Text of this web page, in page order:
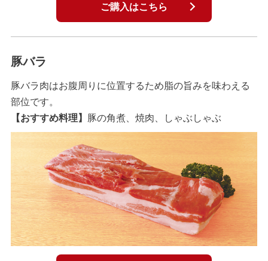
ご購入はこちら
豚バラ
豚バラ肉はお腹周りに位置するため脂の旨みを味わえる
部位です。
【おすすめ料理】
豚の角煮、焼肉、しゃぶしゃぶ